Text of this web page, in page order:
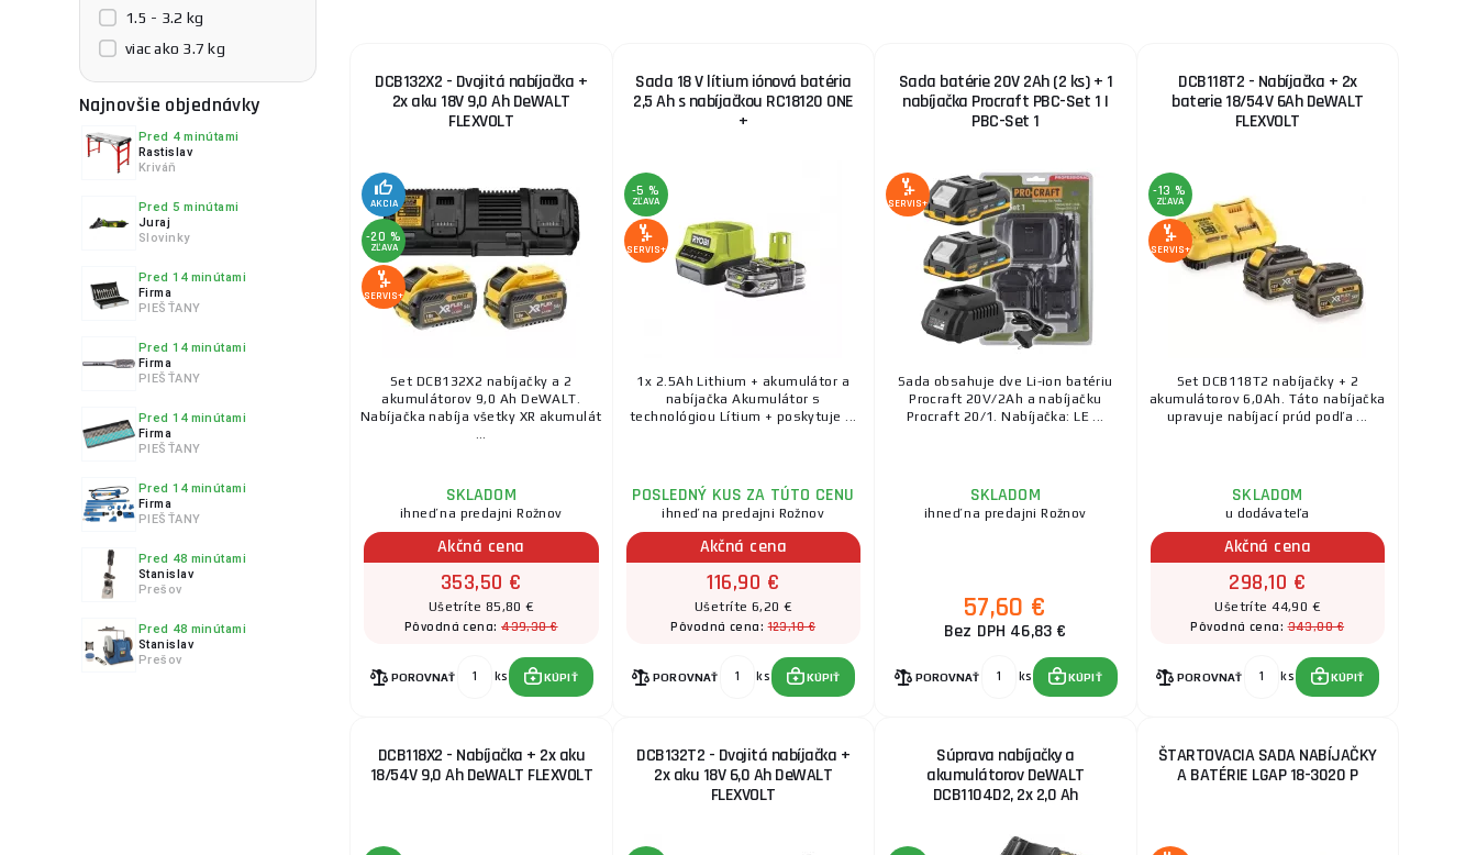
1.5 - 3.2 kg
viac ako 3.7 kg
Najnovšie objednávky
Pred 4 minútami
Rastislav
Kriváň
Pred 5 minútami
Juraj
Slovinky
Pred 14 minútami
Firma
PIEŠŤANY
Pred 14 minútami
Firma
PIEŠŤANY
Pred 14 minútami
Firma
PIEŠŤANY
Pred 14 minútami
Firma
PIEŠŤANY
Pred 48 minútami
Stanislav
Prešov
Pred 48 minútami
Stanislav
Prešov
DCB132X2 - Dvojitá nabíjačka +
2x aku 18V 9,0 Ah DeWALT
FLEXVOLT
AKCIA
-20 %
ZĽAVA
SERVIS+
Set DCB132X2 nabíjačky a 2
akumulátorov 9,0 Ah DeWALT.
Nabíjačka nabíja všetky XR akumulát
...
SKLADOM
ihneď na predajni Rožnov
Akčná cena
353,50 €
Ušetríte 85,80 €
Pôvodná cena:439,30 €
POROVNAŤ ks KÚPIŤ
Sada 18 V lítium iónová batéria
2,5 Ah s nabíjačkou RC18120 ONE
+
-5 %
ZĽAVA
SERVIS+
1x 2.5Ah Lithium + akumulátor a
nabíjačka Akumulátor s
technológiou Lítium + poskytuje ...
POSLEDNÝ KUS ZA TÚTO CENU
ihneď na predajni Rožnov
Akčná cena
116,90 €
Ušetríte 6,20 €
Pôvodná cena:123,10 €
POROVNAŤ ks KÚPIŤ
Sada batérie 20V 2Ah (2 ks) + 1
nabíjačka Procraft PBC-Set 1 |
PBC-Set 1
SERVIS+
Sada obsahuje dve Li-ion batériu
Procraft 20V/2Ah a nabíjačku
Procraft 20/1. Nabíjačka: LE ...
SKLADOM
ihneď na predajni Rožnov
57,60 €
Bez DPH 46,83 €
POROVNAŤ ks KÚPIŤ
DCB118T2 - Nabíjačka + 2x
baterie 18/54V 6Ah DeWALT
FLEXVOLT
-13 %
ZĽAVA
SERVIS+
Set DCB118T2 nabíjačky + 2
akumulátorov 6,0Ah. Táto nabíjačka
upravuje nabíjací prúd podľa ...
SKLADOM
u dodávateľa
Akčná cena
298,10 €
Ušetríte 44,90 €
Pôvodná cena:343,00 €
POROVNAŤ ks KÚPIŤ
DCB118X2 - Nabíjačka + 2x aku
18/54V 9,0 Ah DeWALT FLEXVOLT
DCB132T2 - Dvojitá nabíjačka +
2x aku 18V 6,0 Ah DeWALT
FLEXVOLT
Súprava nabíjačky a
akumulátorov DeWALT
DCB1104D2, 2x 2,0 Ah
ŠTARTOVACIA SADA NABÍJAČKY
A BATÉRIE LGAP 18-3020 P